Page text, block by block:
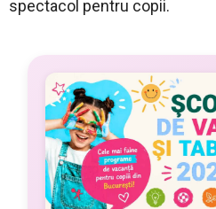
spectacol pentru copii.